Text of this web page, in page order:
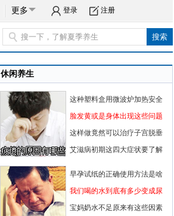
更多 登录 注册
休闲养生
这种塑料盒用微波炉加热安全
脸发黄或是身体出现这些问题
这样做竟然可以治疗子宫脱垂
艾滋病初期这四大症状要了解
早孕试纸的正确使用方法是啥
我们喝的水到底有多少变成尿
宝妈奶水不足原来有这些因素